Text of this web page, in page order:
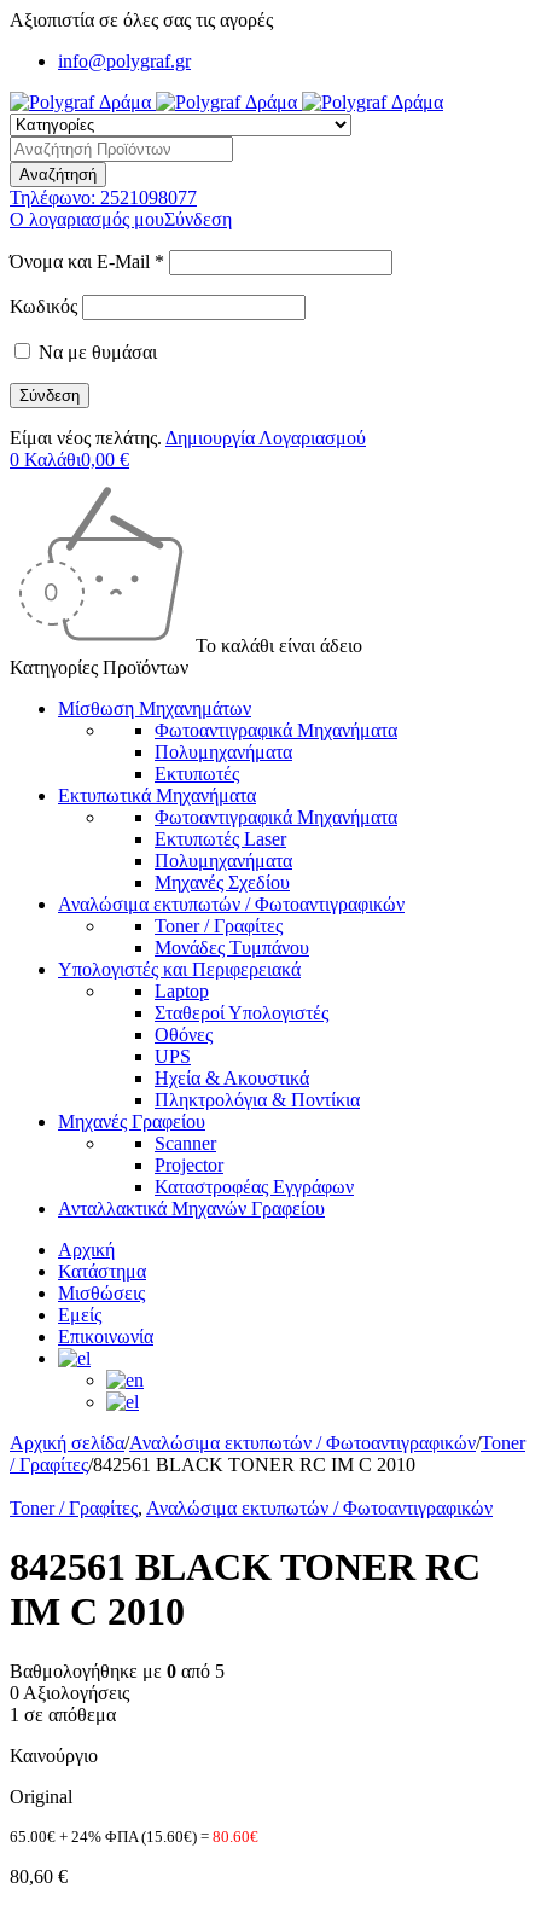
Αξιοπιστία σε όλες σας τις αγορές
info@polygraf.gr
Τηλέφωνο: 2521098077
Ο λογαριασμός μουΣύνδεση
Όνομα και E-Mail *
Κωδικός
Να με θυμάσαι
Είμαι νέος πελάτης. Δημιουργία Λογαριασμού
0 Καλάθι0,00 €
Το καλάθι είναι άδειο
Κατηγορίες Προϊόντων
Μίσθωση Μηχανημάτων
Φωτοαντιγραφικά Μηχανήματα
Πολυμηχανήματα
Εκτυπωτές
Εκτυπωτικά Μηχανήματα
Φωτοαντιγραφικά Μηχανήματα
Εκτυπωτές Laser
Πολυμηχανήματα
Μηχανές Σχεδίου
Αναλώσιμα εκτυπωτών / Φωτοαντιγραφικών
Toner / Γραφίτες
Μονάδες Τυμπάνου
Υπολογιστές και Περιφερειακά
Laptop
Σταθεροί Υπολογιστές
Οθόνες
UPS
Ηχεία & Ακουστικά
Πληκτρολόγια & Ποντίκια
Μηχανές Γραφείου
Scanner
Projector
Καταστροφέας Εγγράφων
Ανταλλακτικά Μηχανών Γραφείου
Αρχική
Κατάστημα
Μισθώσεις
Εμείς
Επικοινωνία
Αρχική σελίδα/Αναλώσιμα εκτυπωτών / Φωτοαντιγραφικών/Toner
/ Γραφίτες/842561 BLACK TONER RC IM C 2010
Toner / Γραφίτες, Αναλώσιμα εκτυπωτών / Φωτοαντιγραφικών
842561 BLACK TONER RC
IM C 2010
Βαθμολογήθηκε με 0 από 5
0 Αξιολογήσεις
1 σε απόθεμα
Καινούργιο
Original
65.00€ + 24% ΦΠΑ (15.60€) = 80.60€
80,60 €